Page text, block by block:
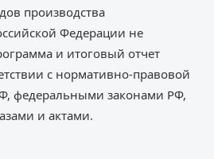
производства
Федерации не
и итоговый отчет
с нормативно-правовой
федеральными законами РФ,
и актами.